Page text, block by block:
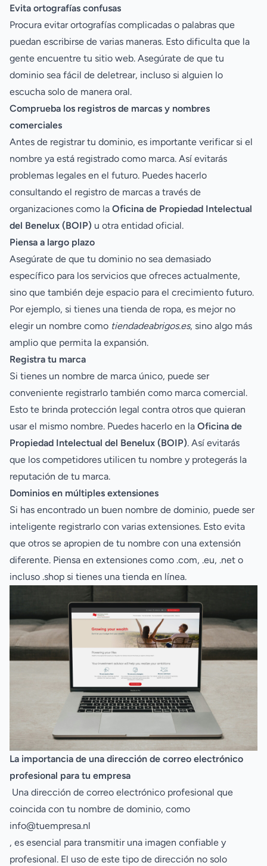
Evita ortografías confusas
Procura evitar ortografías complicadas o palabras que
puedan escribirse de varias maneras. Esto dificulta que la
gente encuentre tu sitio web. Asegúrate de que tu
dominio sea fácil de deletrear, incluso si alguien lo
escucha solo de manera oral.
Comprueba los registros de marcas y nombres
comerciales
Antes de registrar tu dominio, es importante verificar si el
nombre ya está registrado como marca. Así evitarás
problemas legales en el futuro. Puedes hacerlo
consultando el registro de marcas a través de
organizaciones como la Oficina de Propiedad Intelectual
del Benelux (BOIP) u otra entidad oficial.
Piensa a largo plazo
Asegúrate de que tu dominio no sea demasiado
específico para los servicios que ofreces actualmente,
sino que también deje espacio para el crecimiento futuro.
Por ejemplo, si tienes una tienda de ropa, es mejor no
elegir un nombre como tiendadeabrigos.es, sino algo más
amplio que permita la expansión.
Registra tu marca
Si tienes un nombre de marca único, puede ser
conveniente registrarlo también como marca comercial.
Esto te brinda protección legal contra otros que quieran
usar el mismo nombre. Puedes hacerlo en la Oficina de
Propiedad Intelectual del Benelux (BOIP). Así evitarás
que los competidores utilicen tu nombre y protegerás la
reputación de tu marca.
Dominios en múltiples extensiones
Si has encontrado un buen nombre de dominio, puede ser
inteligente registrarlo con varias extensiones. Esto evita
que otros se apropien de tu nombre con una extensión
diferente. Piensa en extensiones como .com, .eu, .net o
incluso .shop si tienes una tienda en línea.
La importancia de una dirección de correo electrónico
profesional para tu empresa
Una dirección de correo electrónico profesional que
coincida con tu nombre de dominio, como
info@tuempresa.nl
, es esencial para transmitir una imagen confiable y
profesional. El uso de este tipo de dirección no solo